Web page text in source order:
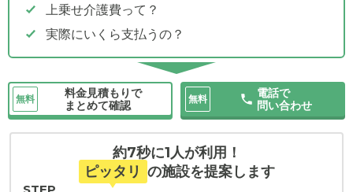
上乗せ介護費って？
実際にいくら支払うの？
無料
料金見積もりで
まとめて確認
無料
電話で
問い合わせ
約7秒に1人が利用！
ピッタリ の施設を提案します